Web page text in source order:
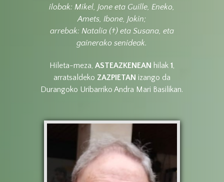
ilobak: Mikel, Jone eta Guille, Eneko,
Amets, Ibone, Jokin;
arrebak: Natalia (†) eta Susana, eta
gainerako senideak.
Hileta-meza, ASTEAZKENEAN hilak 1,
arratsaldeko ZAZPIETAN izango da
Durangoko Uribarriko Andra Mari Basilikan.